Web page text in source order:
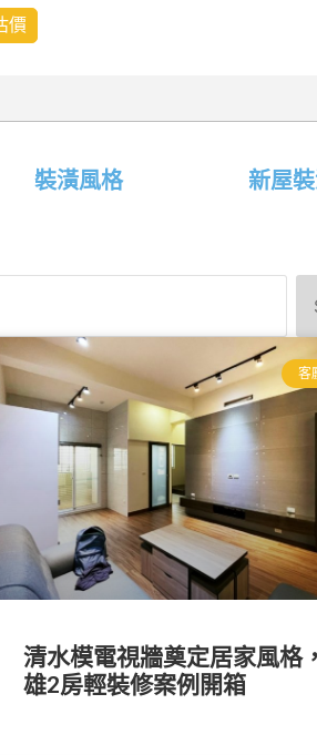
價
裝潢風格 新屋
客
清水模電視牆奠定居家風格
雄2房輕裝修案例開箱